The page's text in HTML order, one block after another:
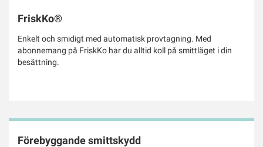
FriskKo®
Enkelt och smidigt med automatisk provtagning. Med
abonnemang på FriskKo har du alltid koll på smittläget i din
besättning.
Förebyggande smittskydd